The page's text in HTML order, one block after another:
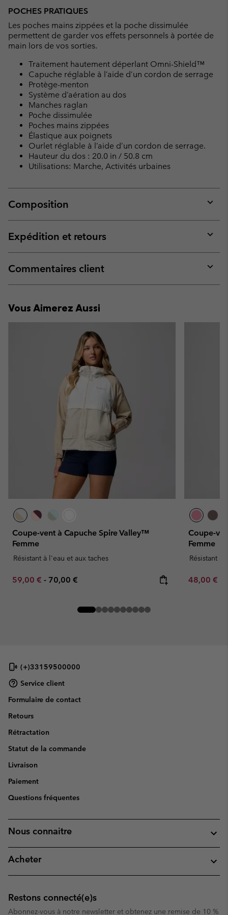
POCHES PRATIQUES
Les poches mains zippées et la poche dissimulée
permettent de garder vos effets personnels à portée de
main lors de vos sorties.
Traitement hautement déperlant Omni-Shield™
Capuche réglable à l’aide d’un cordon de serrage
Protège-menton
Système d’aération au dos
Manches raglan
Poche dissimulée
Poches mains zippées
Élastique aux poignets
Ourlet réglable à l’aide d’un cordon de serrage.
Hauteur du dos : 20.0 in / 50.8 cm
Utilisations: Marche, Activités urbaines
Composition
or
Expédition et retours
or
Commentaires client
or
Vous Aimerez Aussi
Coupe-vent à Capuche Spire Valley™
Femme
Résistant à l'eau et aux taches
Minimum sale price:
59,00 € - Maximum price:
70,00 €
Coupe-
Femme
Résistant à
Minimum
48,00 €
(+)33159500000
Service client
Formulaire de contact
Retours
Rétractation
Statut de la commande
Livraison
Paiement
Questions fréquentes
Nous connaitre
Acheter
Restons connecté(e)s
Abonnez-vous à notre newsletter et obtenez une remise de 10 %